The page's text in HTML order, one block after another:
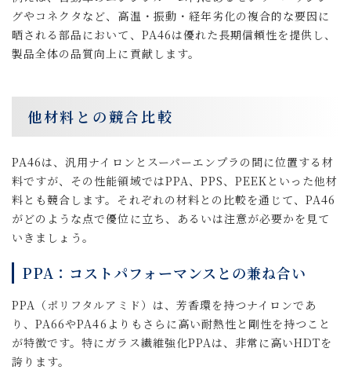
グやコネクタなど、高温・振動・経年劣化の複合的な要因に
晒される部品において、PA46は優れた長期信頼性を提供し、
製品全体の品質向上に貢献します。
他材料との競合比較
PA46は、汎用ナイロンとスーパーエンプラの間に位置する材
料ですが、その性能領域ではPPA、PPS、PEEKといった他材
料とも競合します。それぞれの材料との比較を通じて、PA46
がどのような点で優位に立ち、あるいは注意が必要かを見て
いきましょう。
PPA：コストパフォーマンスとの兼ね合い
PPA（ポリフタルアミド）は、芳香環を持つナイロンであ
り、PA66やPA46よりもさらに高い耐熱性と剛性を持つこと
が特徴です。特にガラス繊維強化PPAは、非常に高いHDTを
誇ります。